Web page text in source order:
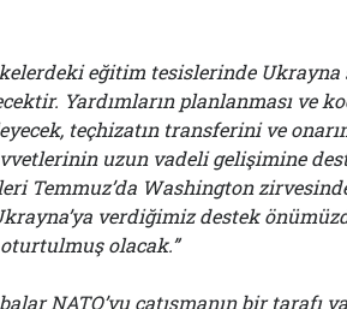
eğitim tesislerinde
Yardımların planlanması ve
teçhizatın transferini ve
uzun vadeli gelişimine
Temmuz’da Washington
verdiğimiz destek
olacak.”
NATO’yu çatışmanın bir tarafı